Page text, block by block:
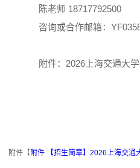
陈老师 18717792500
咨询或合作邮箱：
附件：2026上海交通大
附件【附件 【招生简章】2026上海交通